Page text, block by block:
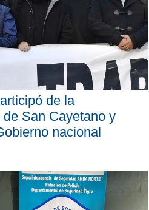
de la
San Cayetano y
nacional